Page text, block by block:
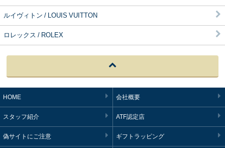
ルイヴィトン / LOUIS VUITTON
ロレックス / ROLEX
HOME 会社概要
スタッフ紹介 ATF認定店
偽サイトにご注意 ギフトラッピング